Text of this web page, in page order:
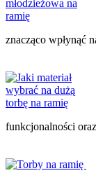
znacząco wpłynąć
funkcjonalności